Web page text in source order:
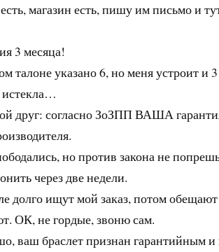
магазин есть, пишу им письмо и
3 месяца!
талоне указано 6, но меня устроит и
истекла…
друг: согласно ЗоЗПП ВАША
но против закона не
через две недели.
долго ищут мой заказ, потом
ОК, не гордые, звоню сам.
ваш браслет признан гарантийным